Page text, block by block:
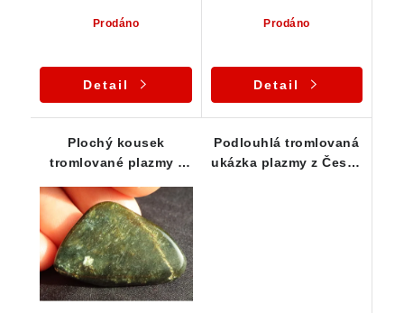
Prodáno
Detail
Prodáno
Detail
Plochý kousek
tromlované plazmy -
Podlouhlá tromlovaná
ukázka plazmy z České